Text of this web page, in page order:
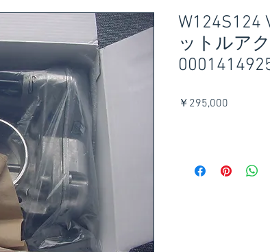
W124S124
ットルア
￥295,000